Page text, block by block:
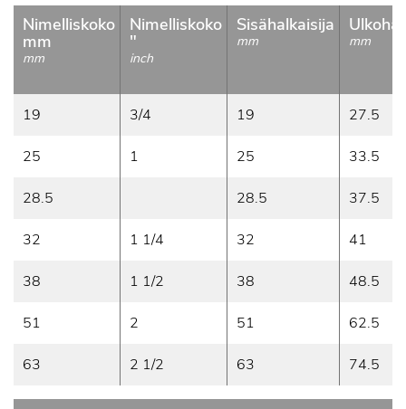
Nimelliskoko
mm
mm
Nimelliskoko
"
inch
Sisähalkaisija
mm mm
19 3/4 19 27.5
25 1 25 33.5
28.5 28.5 37.5
32 1 1/4 32 41
38 1 1/2 38 48.5
51 2 51 62.5
63 2 1/2 63 74.5